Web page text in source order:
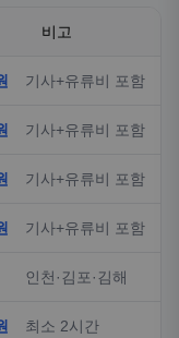
비고
기사+유류비 포함
기사+유류비 포함
기사+유류비 포함
기사+유류비 포함
인천·김포·김해
최소 2시간